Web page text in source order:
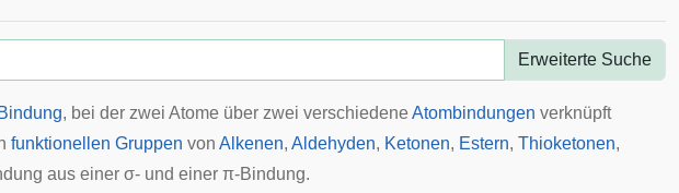
Erweiterte Suche
, bei der zwei Atome über zwei verschiedene Atombindungen verknüpft
funktionellen Gruppen von Alkenen, Aldehyden, Ketonen, Estern, Thioketonen,
aus einer σ- und einer π-Bindung.